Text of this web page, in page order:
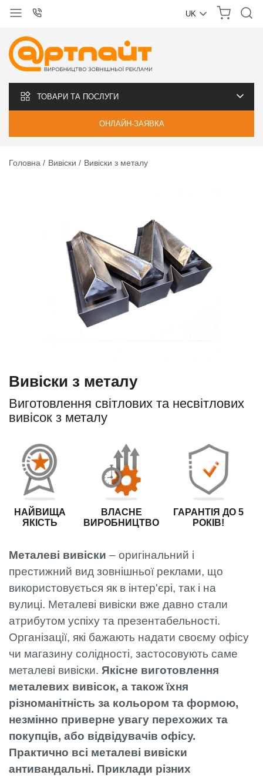
UK
ТОВАРИ ТА ПОСЛУГИ
ОНЛАЙН-ЗАЯВКА
Головна Вивіски Вивіски з металу
Вивіски з металу
Виготовлення світлових та несвітлових
вивісок з металу
НАЙВИЩА
ЯКІСТЬ
ВЛАСНЕ
ВИРОБНИЦТВО
ГАРАНТІЯ ДО 5
РОКІВ!
Металеві вивіски – оригінальний і
престижний вид зовнішньої реклами, що
використовується як в інтер'єрі, так і на
вулиці. Металеві вивіски вже давно стали
атрибутом успіху та презентабельності.
Організації, які бажають надати своєму офісу
чи магазину солідності, застосовують саме
металеві вивіски. Якісне виготовлення
металевих вивісок, а також їхня
різноманітність за кольором та формою,
незмінно приверне увагу перехожих та
покупців, або відвідувачів офісу.
Практично всі металеві вивіски
антивандальні. Приклади різних